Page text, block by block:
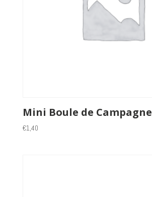
Mini Boule de Campagne
€1,40